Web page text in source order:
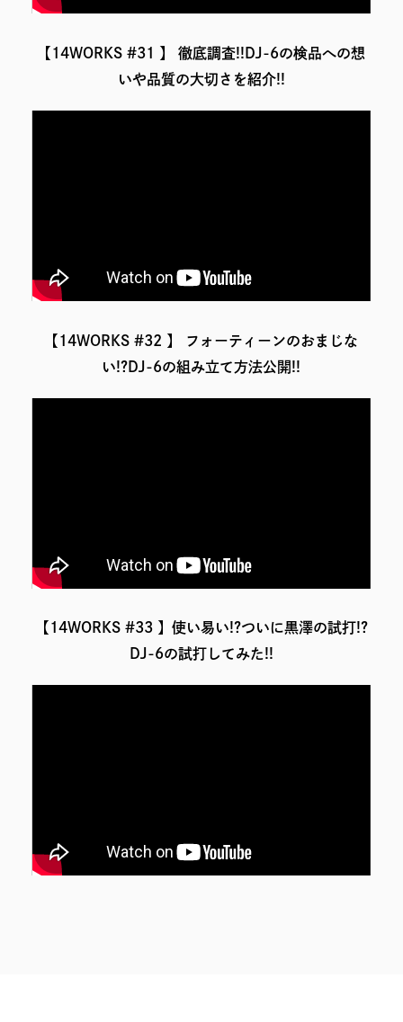
【14WORKS #31 】 徹底調査!!DJ-6の検品への想
いや品質の大切さを紹介!!
【14WORKS #32 】 フォーティーンのおまじな
い!?DJ-6の組み立て方法公開!!
【14WORKS #33 】使い易い!?ついに黒澤の試打!?
DJ-6の試打してみた!!